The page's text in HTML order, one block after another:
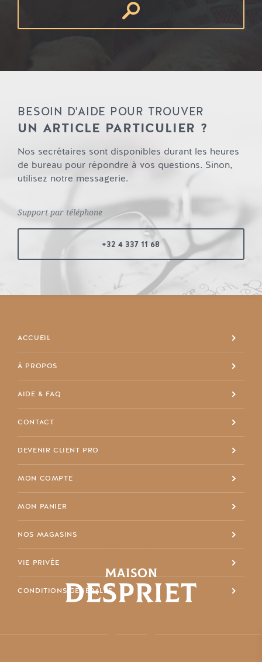
BESOIN D'AIDE POUR TROUVER
UN ARTICLE PARTICULIER ?
Nos secrétaires sont disponibles durant les heures
de bureau pour répondre à vos questions. Sinon,
utilisez notre messagerie.
Support par téléphone
+32 4 337 11 68
ACCUEIL
À PROPOS
AIDE & FAQ
CONTACT
DEVENIR CLIENT PRO
MON COMPTE
MON PANIER
NOS MAGASINS
VIE PRIVÉE
CONDITIONS GÉNÉRALES
info@maisondespriet.com